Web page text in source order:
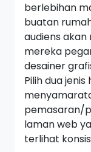
berlebihan
buatan
audiens
mereka
desainer
Pilih dua
pemasaran/
laman web
terlihat